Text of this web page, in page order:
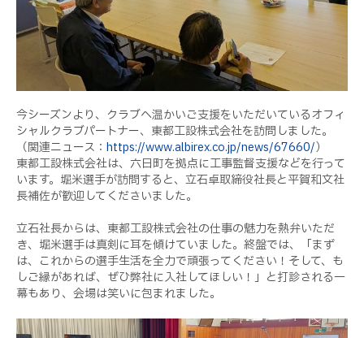
今シーズンより、クラブへ温かいご支援をいただいているオフィ
シャルクラブパートナー、東都工設株式会社を訪問しました。
（関連ニュース： https://www.albirex.co.jp/news/67660/）
東都工設株式会社は、六日町を拠点に工事監督支援などを行って
います。堀米選手が訪問すると、立石卓取締役社長と平賀和文社
長補佐が歓迎してくださいました。
立石社長からは、東都工設株式会社の仕事の魅力を熱弁いただ
き、堀米選手は真剣に耳を傾けていました。終盤では、「まず
は、これからの選手生活を全力で頑張ってください！そして、も
しご縁があれば、ぜひ弊社に入社してほしい！」と打診される一
幕もあり、会場は笑いに包まれました。